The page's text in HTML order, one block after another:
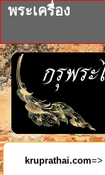
พระเครื่อง
kruprathai.com=>